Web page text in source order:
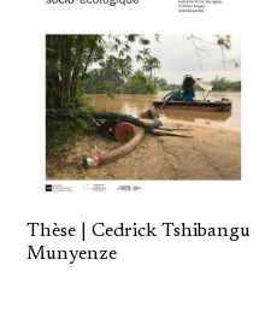
Thèse | Cedrick Tshibangu
Munyenze